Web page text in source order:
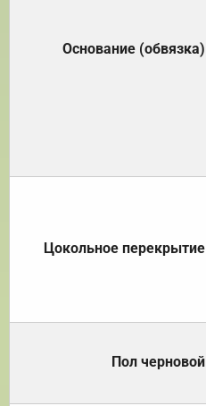
Основание (обвязка)
Цокольное перекрытие
Пол черновой